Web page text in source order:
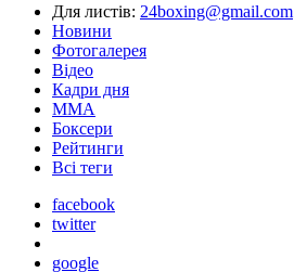
Для листів: 24boxing@gmail.com
Новини
Фотогалерея
Відео
Кадри дня
ММА
Боксери
Рейтинги
Всі теги
facebook
twitter
google